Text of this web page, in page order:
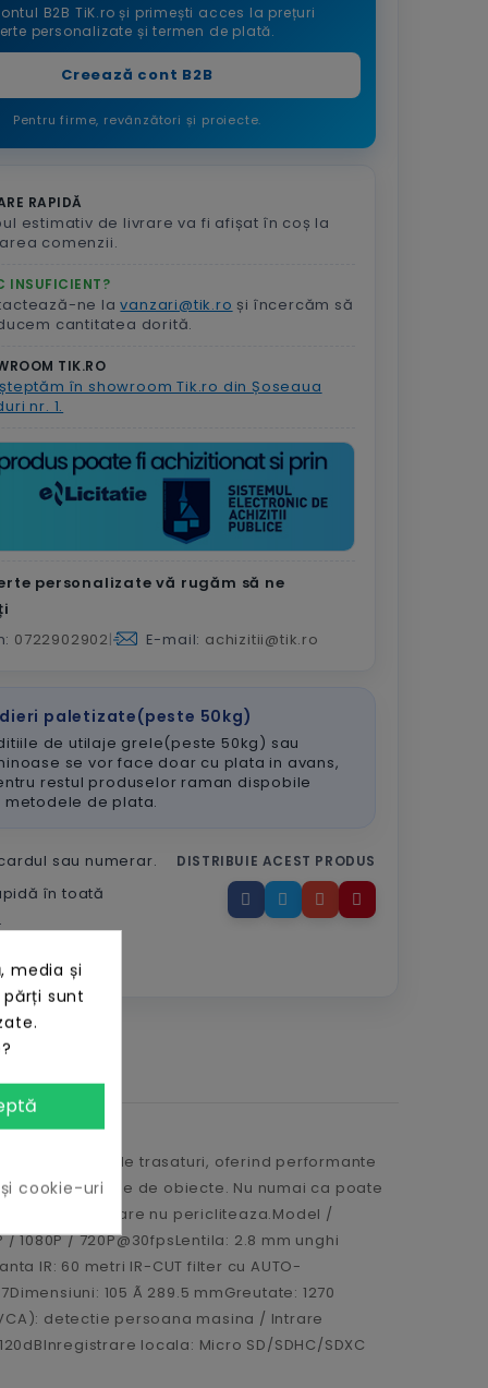
B2B TiK.ro și primești acces la prețuri
personalizate și termen de plată.
Creează cont B2B
Pentru firme, revânzători și proiecte.
RAPIDĂ
estimativ de livrare va fi afișat în coș la
comenzii.
INSUFICIENT?
ne lavanzari@tik.ro și încercăm să
cantitatea dorită.
TIK.RO
în showroom Tik.ro din Șoseaua
nr. 1.
personalizate vă rugăm să ne
0722902902| E-mail: achizitii@tik.ro
paletizate(peste 50kg)
de utilaje grele(peste 50kg) sau
se vor face doar cu plata in avans,
restul produselor raman dispobile
metodele de plata.
sau numerar.
în toată
DISTRIBUIE ACEST PRODUS
invatarea de trasaturi, oferind performante
numar mare de obiecte. Nu numai ca poate
in miscare care nu pericliteaza.Model /
1080P / 720P@30fpsLentila: 2.8 mm unghi
IR: 60 metri IR-CUT filter cu AUTO-
105 Ã 289.5 mmGreutate: 1270
detectie persoana masina / Intrare
locala: Micro SD/SDHC/SDXC
media și
sunt
cookie-uri